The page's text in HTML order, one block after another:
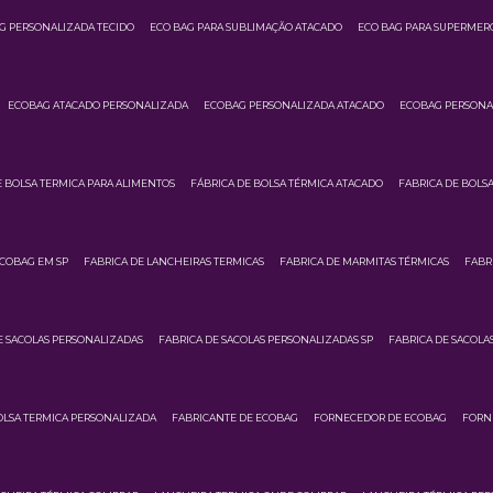
PERSONALIZADA TECIDO ECO BAG PARA SUBLIMAÇÃO ATACADO ECO BAG PARA
ECOBAG ATACADO PERSONALIZADA ECOBAG PERSONALIZADA ATACADO ECOBAG
BOLSA TERMICA PARA ALIMENTOS FÁBRICA DE BOLSA TÉRMICA ATACADO FABRICA DE
EM SP FABRICA DE LANCHEIRAS TERMICAS FABRICA DE MARMITAS TÉRMICAS
SACOLAS PERSONALIZADAS FABRICA DE SACOLAS PERSONALIZADAS SP FABRICA DE
TERMICA PERSONALIZADA FABRICANTE DE ECOBAG FORNECEDOR DE ECOBAG